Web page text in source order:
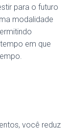
para o futuro
modalidade
em que
você reduz